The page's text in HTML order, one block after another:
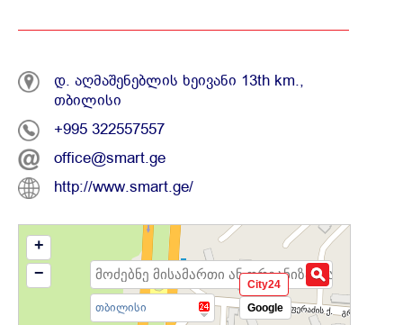
დ. აღმაშენებლის ხეივანი 13th km.,
თბილისი
+995 322557557
office@smart.ge
http://www.smart.ge/
თბილისი
+
−
City24
Google